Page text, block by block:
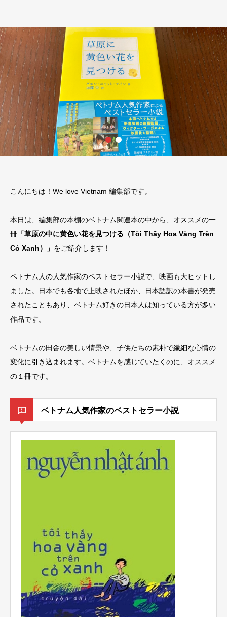
こんにちは！We love Vietnam 編集部です。
本日は、編集部の本棚のベトナム関連本の中から、オススメの一
冊「草原の中に黄色い花を見つける（Tôi Thấy Hoa Vàng Trên
Cỏ Xanh）」 をご紹介します！
ベトナム人の人気作家のベストセラー小説で、映画も大ヒットし
ました。日本でも各地で上映されたほか、日本語訳の本書が発売
されたこともあり、ベトナム好きの日本人は知っている方が多い
作品です。
ベトナムの田舎の美しい情景や、子供たちの素朴で繊細な心情の
変化に引き込まれます。ベトナムを感じていたくのに、オススメ
の１冊です。
ベトナム人気作家のベストセラー小説